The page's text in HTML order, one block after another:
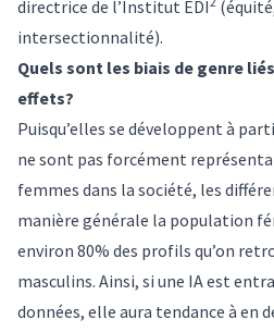
directrice de l’Institut EDI
intersectionnalité).
Quels sont les biais de genre
effets?
Puisqu’elles se développent à
ne sont pas forcément
femmes dans la société, les
manière générale la population
environ 80% des profils qu’on
masculins. Ainsi, si une IA est
données, elle aura tendance à en